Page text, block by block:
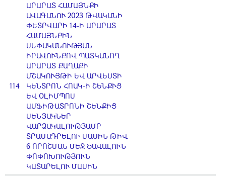
114
ԱՐԱՐԱՏ ՀԱՄԱՅՆՔԻ
ԱՎԱԳԱՆՈՒ 2023 ԹՎԱԿԱՆԻ
ՓԵՏՐՎԱՐԻ 14-Ի ԱՐԱՐԱՏ
ՀԱՄԱՅՆՔԻՆ
ՍԵՓԱԿԱՆՈՒԹՅԱՆ
ԻՐԱՎՈՒՆՔՈՎ ՊԱՏԿԱՆՈՂ
ԱՐԱՐԱՏ ՔԱՂԱՔԻ
ՄՇԱԿՈՒՅԹԻ ԵՎ ԱՐՎԵՍՏԻ
ԿԵՆՏՐՈՆ ՀՈԱԿ-Ի ՇԵՆՔՒՑ
ԵՎ ՕԼԻՄՊՈՍ
ԱՄՖԻԹԱՏՐՈՆԻ ՇԵՆՔԻՑ
ՍԵՆՅԱԿՆԵՐ
ՎԱՐՁԱԿԱԼՈՒԹՅԱՄԲ
ՏՐԱՄԱԴՐԵԼՈՒ ՄԱՍԻՆ ԹԻՎ
6 ՈՐՈՇՄԱՆ ՄԵՋ ԾԱՎԱԼՈՒՆ
ՓՈՓՈԽՈՒԹՅՈՒՆ
ԿԱՏԱՐԵԼՈՒ ՄԱՍԻՆ